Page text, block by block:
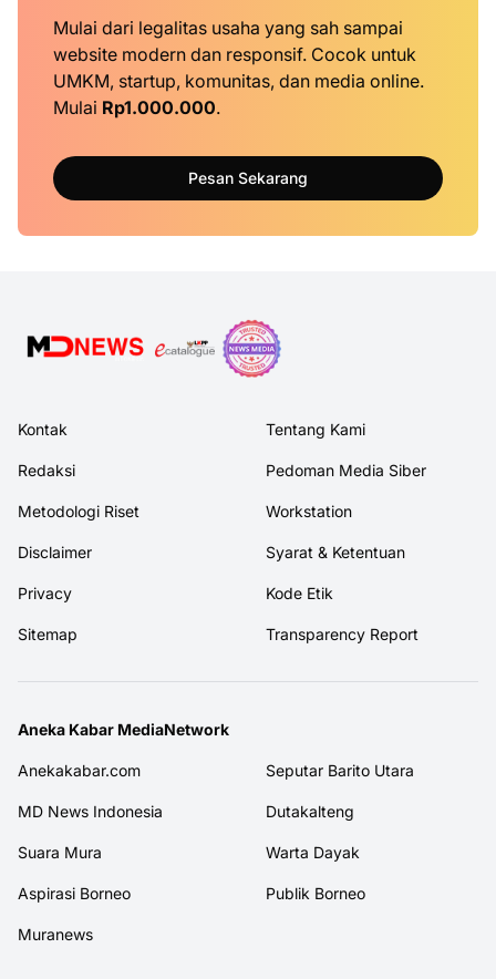
Mulai dari legalitas usaha yang sah sampai
website modern dan responsif. Cocok untuk
UMKM, startup, komunitas, dan media online.
Mulai Rp1.000.000.
Pesan Sekarang
Kontak Tentang Kami
Redaksi Pedoman Media Siber
Metodologi Riset Workstation
Disclaimer Syarat & Ketentuan
Privacy Kode Etik
Sitemap Transparency Report
Aneka Kabar MediaNetwork
Anekakabar.com Seputar Barito Utara
MD News Indonesia Dutakalteng
Suara Mura Warta Dayak
Aspirasi Borneo Publik Borneo
Muranews